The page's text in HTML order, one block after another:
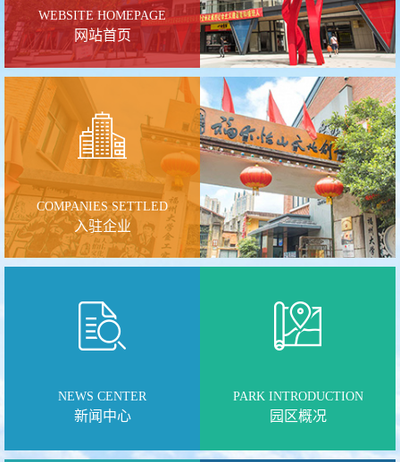
WEBSITE HOMEPAGE
网站首页
COMPANIES SETTLED
入驻企业
NEWS CENTER
新闻中心
PARK INTRODUCTION
园区概况